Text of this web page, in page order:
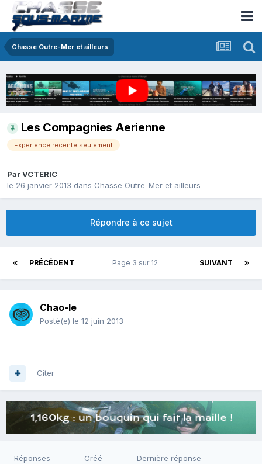
Chasse Outre-Mer et ailleurs
Les Compagnies Aerienne
Experience recente seulement
ParVCTERIC
le 26 janvier 2013 dans Chasse Outre-Mer et ailleurs
Répondre à ce sujet
PRÉCÉDENT SUIVANT
Page 3 sur 12
Chao-le
Posté(e) le 12 juin 2013
Citer
Réponses Créé Dernière réponse